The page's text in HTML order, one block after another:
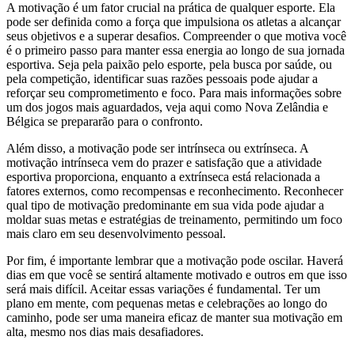
A motivação é um fator crucial na prática de qualquer esporte. Ela
pode ser definida como a força que impulsiona os atletas a alcançar
seus objetivos e a superar desafios. Compreender o que motiva você
é o primeiro passo para manter essa energia ao longo de sua jornada
esportiva. Seja pela paixão pelo esporte, pela busca por saúde, ou
pela competição, identificar suas razões pessoais pode ajudar a
reforçar seu comprometimento e foco. Para mais informações sobre
um dos jogos mais aguardados, veja aqui como Nova Zelândia e
Bélgica se prepararão para o confronto.
Além disso, a motivação pode ser intrínseca ou extrínseca. A
motivação intrínseca vem do prazer e satisfação que a atividade
esportiva proporciona, enquanto a extrínseca está relacionada a
fatores externos, como recompensas e reconhecimento. Reconhecer
qual tipo de motivação predominante em sua vida pode ajudar a
moldar suas metas e estratégias de treinamento, permitindo um foco
mais claro em seu desenvolvimento pessoal.
Por fim, é importante lembrar que a motivação pode oscilar. Haverá
dias em que você se sentirá altamente motivado e outros em que isso
será mais difícil. Aceitar essas variações é fundamental. Ter um
plano em mente, com pequenas metas e celebrações ao longo do
caminho, pode ser uma maneira eficaz de manter sua motivação em
alta, mesmo nos dias mais desafiadores.